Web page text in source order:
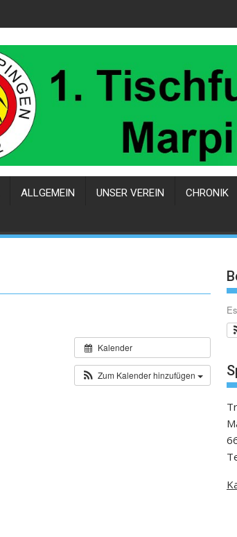
ALLGEMEIN UNSER VEREIN CHRONIK
Kalender
Zum Kalender hinzufügen